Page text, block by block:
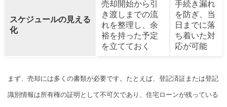
スケジュールの見える
化
売却開始から引
き渡しまでの流
れを整理し、余
裕を持った予定
を立てておく
手続き漏れ
を防ぎ、当
日までに落
ち着いた対
応が可能
まず、売却には多くの書類が必要です。たとえば、登記済証または登記
識別情報は所有権の証明として不可欠であり、住宅ローンが残っている